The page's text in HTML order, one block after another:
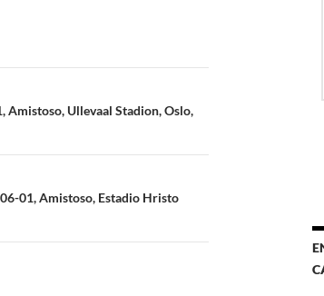
Amistoso, Ullevaal Stadion, Oslo,
01, Amistoso, Estadio Hristo